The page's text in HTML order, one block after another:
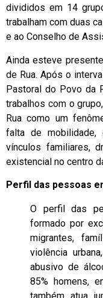
divididos em 14
trabalham com duas
e ao Conselho de
Ainda esteve
de Rua. Após o
Pastoral do Povo da
trabalhos com o
Rua como um
falta de mobilidade,
vínculos familiares,
existencial no centro
Perfil das pessoas
O perfil das
formado por
migrantes,
violência
abusivo de
85% homens,